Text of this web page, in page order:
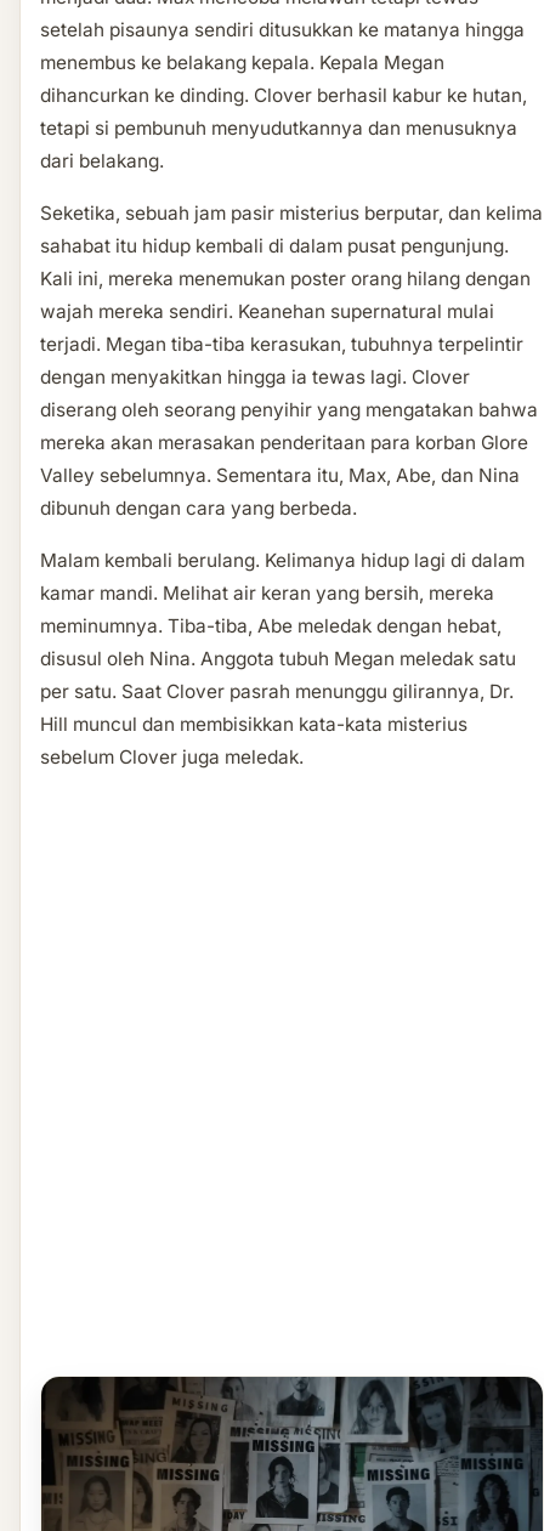
setelah pisaunya sendiri ditusukkan ke matanya hingga
menembus ke belakang kepala. Kepala Megan
dihancurkan ke dinding. Clover berhasil kabur ke hutan,
tetapi si pembunuh menyudutkannya dan menusuknya
dari belakang.
Seketika, sebuah jam pasir misterius berputar, dan kelima
sahabat itu hidup kembali di dalam pusat pengunjung.
Kali ini, mereka menemukan poster orang hilang dengan
wajah mereka sendiri. Keanehan supernatural mulai
terjadi. Megan tiba-tiba kerasukan, tubuhnya terpelintir
dengan menyakitkan hingga ia tewas lagi. Clover
diserang oleh seorang penyihir yang mengatakan bahwa
mereka akan merasakan penderitaan para korban Glore
Valley sebelumnya. Sementara itu, Max, Abe, dan Nina
dibunuh dengan cara yang berbeda.
Malam kembali berulang. Kelimanya hidup lagi di dalam
kamar mandi. Melihat air keran yang bersih, mereka
meminumnya. Tiba-tiba, Abe meledak dengan hebat,
disusul oleh Nina. Anggota tubuh Megan meledak satu
per satu. Saat Clover pasrah menunggu gilirannya, Dr.
Hill muncul dan membisikkan kata-kata misterius
sebelum Clover juga meledak.